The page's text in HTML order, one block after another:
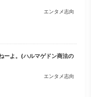
エンタメ志向
ーよ。(ハルマゲドン商法の
エンタメ志向